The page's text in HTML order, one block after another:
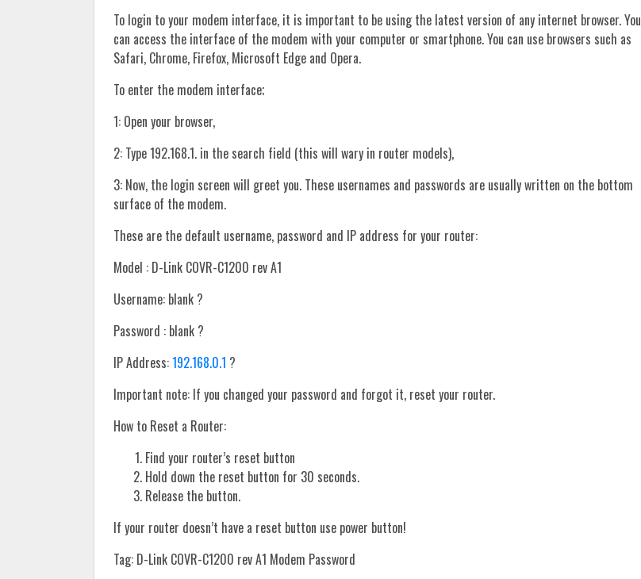
To login to your modem interface, it is important to be using the latest version of any internet browser. You
can access the interface of the modem with your computer or smartphone. You can use browsers such as
Safari, Chrome, Firefox, Microsoft Edge and Opera.
To enter the modem interface;
1: Open your browser,
2: Type 192.168.1. in the search field (this will wary in router models),
3: Now, the login screen will greet you. These usernames and passwords are usually written on the bottom
surface of the modem.
These are the default username, password and IP address for your router:
Model : D-Link COVR-C1200 rev A1
Username: blank ?
Password : blank ?
IP Address:192.168.0.1 ?
Important note: If you changed your password and forgot it, reset your router.
How to Reset a Router:
Find your router’s reset button
Hold down the reset button for 30 seconds.
Release the button.
If your router doesn’t have a reset button use power button!
Tag: D-Link COVR-C1200 rev A1 Modem Password